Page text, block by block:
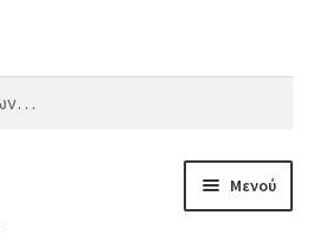
Μενού